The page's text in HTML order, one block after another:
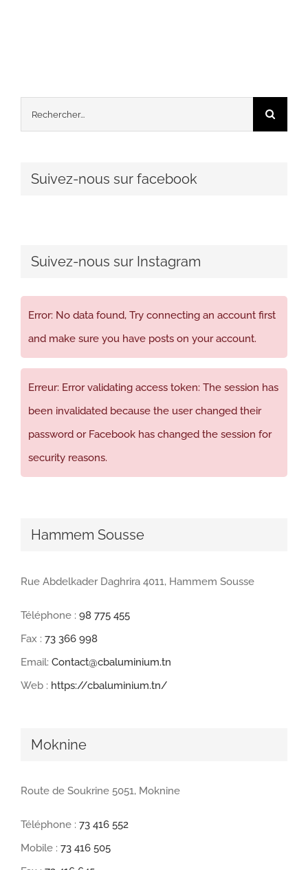
Rechercher:
Suivez-nous sur facebook
Suivez-nous sur Instagram
Error: No data found, Try connecting an account first
and make sure you have posts on your account.
Erreur: Error validating access token: The session has
been invalidated because the user changed their
password or Facebook has changed the session for
security reasons.
Hammem Sousse
Rue Abdelkader Daghrira 4011, Hammem Sousse
Téléphone : 98 775 455
Fax : 73 366 998
Email: Contact@cbaluminium.tn
Web : https://cbaluminium.tn/
Moknine
Route de Soukrine 5051, Moknine
Téléphone : 73 416 552
Mobile : 73 416 505